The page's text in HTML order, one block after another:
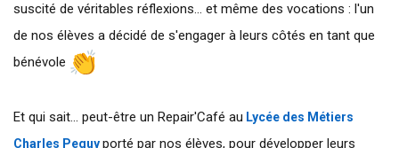
suscité de véritables réflexions... et même des vocations : l'un
de nos élèves a décidé de s'engager à leurs côtés en tant que
bénévole
Et qui sait... peut-être un Repair'Café au Lycée des Métiers
Charles Peguyporté par nos élèves, pour développer leurs